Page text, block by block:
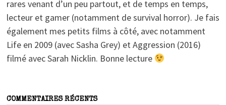
rares venant d’un peu partout, et de temps en temps,
lecteur et gamer (notamment de survival horror). Je fais
également mes petits films à côté, avec notamment
Life en 2009 (avec Sasha Grey) et Aggression (2016)
filmé avec Sarah Nicklin. Bonne lecture
COMMENTAIRES RÉCENTS